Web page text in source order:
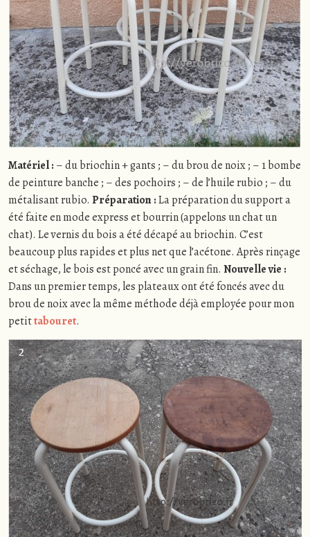
Matériel : – du briochin + gants ; – du brou de noix ; – 1 bombe
de peinture banche ; – des pochoirs ; – de l’huile rubio ; – du
métalisant rubio. Préparation :La préparation du support a
été faite en mode express et bourrin (appelons un chat un
chat). Le vernis du bois a été décapé au briochin. C’est
beaucoup plus rapides et plus net que l’acétone. Après rinçage
et séchage, le bois est poncé avec un grain fin. Nouvelle vie :
Dans un premier temps, les plateaux ont été foncés avec du
brou de noix avec la même méthode déjà employée pour mon
petittabouret.